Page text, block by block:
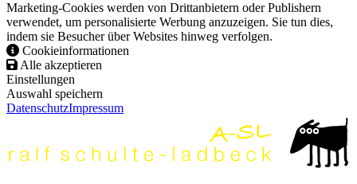
Marketing-Cookies werden von Drittanbietern oder Publishern
verwendet, um personalisierte Werbung anzuzeigen. Sie tun dies,
indem sie Besucher über Websites hinweg verfolgen.
Cookieinformationen
Alle akzeptieren
Einstellungen
Auswahl speichern
DatenschutzImpressum